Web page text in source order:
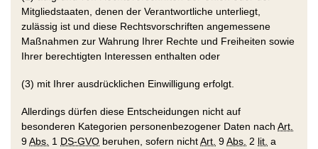
Mitgliedstaaten, denen der Verantwortliche unterliegt,
zulässig ist und diese Rechtsvorschriften angemessene
Maßnahmen zur Wahrung Ihrer Rechte und Freiheiten sowie
Ihrer berechtigten Interessen enthalten oder
(3) mit Ihrer ausdrücklichen Einwilligung erfolgt.
Allerdings dürfen diese Entscheidungen nicht auf
besonderen Kategorien personenbezogener Daten nach Art.
9Abs. 1 DS-GVO beruhen, sofern nichtArt. 9Abs. 2 lit. a